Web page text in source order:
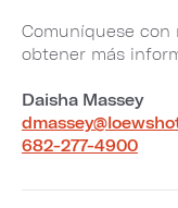
Comuníquese con
obtener más
Daisha Massey
682-277-4900